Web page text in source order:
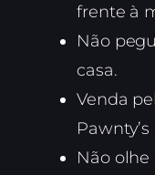
frente à
Não
casa.
Venda
Não